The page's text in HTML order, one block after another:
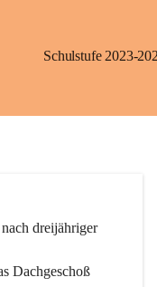
Schulstufe 2023-
dreijähriger
Dachgeschoß